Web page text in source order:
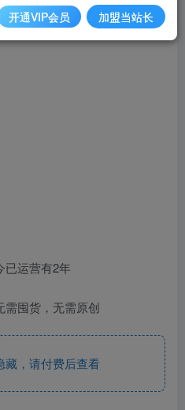
已运营有2年
需囤货，无需原创
，请付费后查看
开通VIP会员 加盟当站长